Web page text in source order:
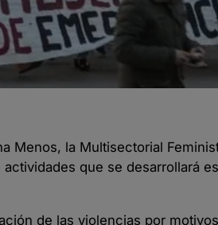
Menos, la Multisectorial
que se desarrollará
de las violencias por